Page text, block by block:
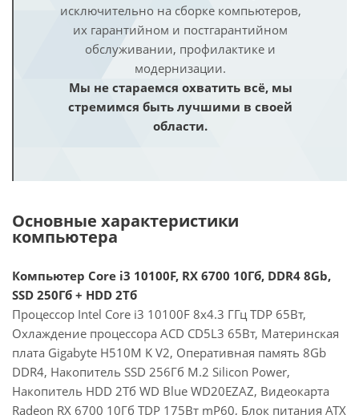
исключительно на сборке компьютеров,
их гарантийном и постгарантийном
обслуживании, профилактике и
модернизации.
Мы не стараемся охватить всё, мы
стремимся быть лучшими в своей
области.
Основные характеристики
компьютера
Компьютер Core i3 10100F, RX 6700 10Гб, DDR4 8Gb,
SSD 250Гб + HDD 2Тб
Процессор Intel Core i3 10100F 8x4.3 ГГц TDP 65Вт,
Охлаждение процессора ACD CD5L3 65Вт, Материнская
плата Gigabyte H510M K V2, Оперативная память 8Gb
DDR4, Накопитель SSD 256Гб M.2 Silicon Power,
Накопитель HDD 2Тб WD Blue WD20EZAZ, Видеокарта
Radeon RX 6700 10Гб TDP 175Вт mP60, Блок питания ATX